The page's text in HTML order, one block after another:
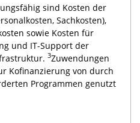
sind Kosten der
Sachkosten),
sowie Kosten für
und IT-Support der
3Zuwendungen
Kofinanzierung von durch
Programmen genutzt